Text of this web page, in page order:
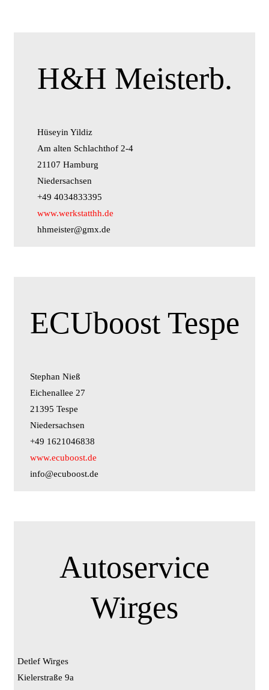
H&H Meisterb.
Hüseyin Yildiz
Am alten Schlachthof 2-4
21107 Hamburg
Niedersachsen
+49 4034833395
www.werkstatthh.de
hhmeister@gmx.de
ECUboost Tespe
Stephan Nieß
Eichenallee 27
21395 Tespe
Niedersachsen
+49 1621046838
www.ecuboost.de
info@ecuboost.de
Autoservice
Wirges
Detlef Wirges
Kielerstraße 9a